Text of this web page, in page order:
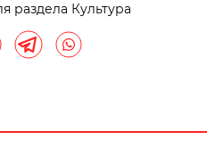
раздела Культура